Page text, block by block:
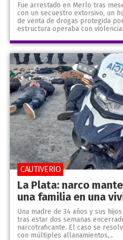
Fue arrestado en Merlo tras
con un secuestro extorsivo, un
de venta de drogas protegida
estructura operaba con
La Plata: narco
una familia en una
Una madre de 34 años y sus
tras estar dos semanas
narcotraficante. El caso se
con múltiples allanamientos,...
CAUTIVERIO